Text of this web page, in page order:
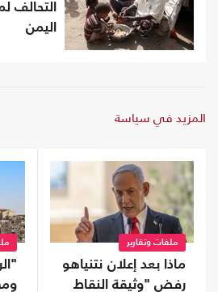
التحالف
اليمن
المزيد في سياسة
ملفات وتقارير
ماذا بعد إعلان نتنياهو
رفض "وثيقة النقاط